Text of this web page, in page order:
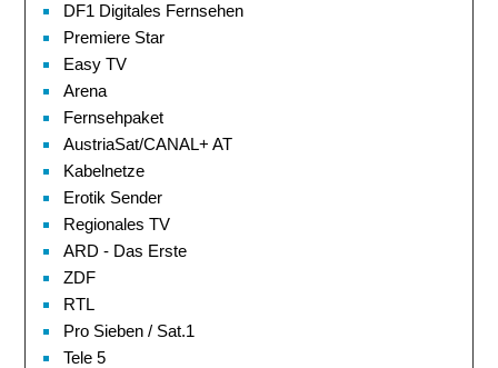
DF1 Digitales Fernsehen
Premiere Star
Easy TV
Arena
Fernsehpaket
AustriaSat/CANAL+ AT
Kabelnetze
Erotik Sender
Regionales TV
ARD - Das Erste
ZDF
RTL
Pro Sieben / Sat.1
Tele 5